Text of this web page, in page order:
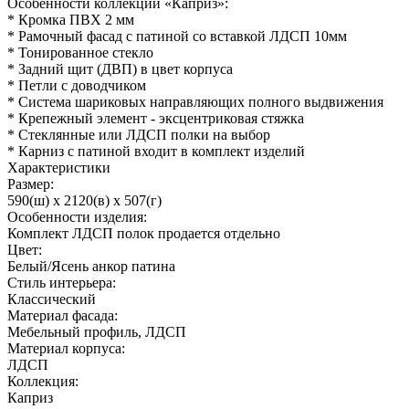
* Кромка ПВХ 2 мм
* Рамочный фасад с патиной со вставкой ЛДСП 10мм
* Тонированное стекло
* Задний щит (ДВП) в цвет корпуса
* Петли с доводчиком
* Система шариковых направляющих полного выдвижения
* Крепежный элемент - эксцентриковая стяжка
* Стеклянные или ЛДСП полки на выбор
* Карниз с патиной входит в комплект изделий
Характеристики
Размер:
590(ш) x 2120(в) x 507(г)
Особенности изделия:
Комплект ЛДСП полок продается отдельно
Цвет:
Белый/Ясень анкор патина
Стиль интерьера:
Классический
Материал фасада:
Мебельный профиль, ЛДСП
Материал корпуса:
ЛДСП
Коллекция:
Каприз